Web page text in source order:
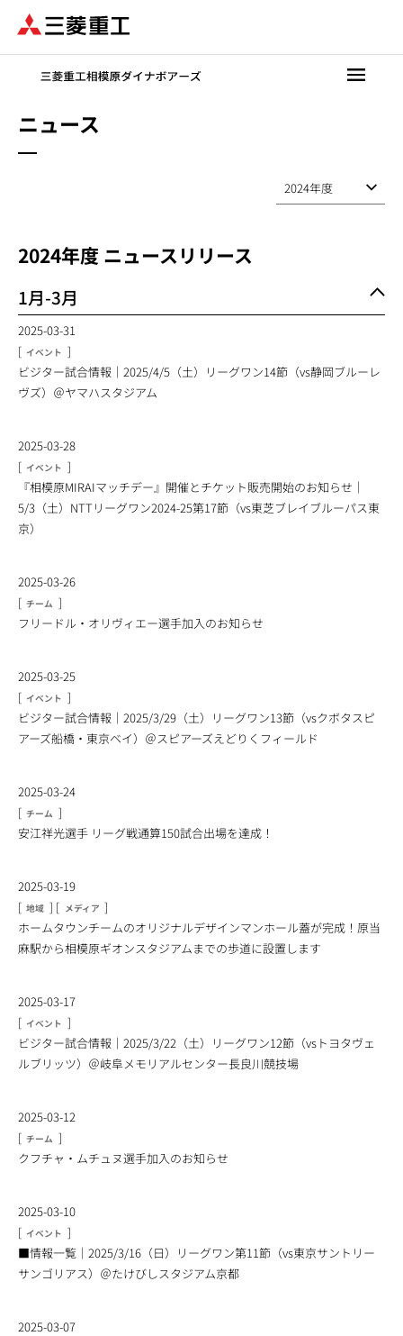
ン
ニュース
2024年度 ニュースリリース
1月-3月
2025-03-31
[ イベント ]
ビジター試合情報｜2025/4/5（土）リーグワン14節（vs静岡ブルーレ
ヴズ）＠ヤマハスタジアム
2025-03-28
[ イベント ]
『相模原MIRAIマッチデー』開催とチケット販売開始のお知らせ｜
5/3（土）NTTリーグワン2024-25第17節（vs東芝ブレイブルーパス東
京）
2025-03-26
[ チーム ]
フリードル・オリヴィエー選手加入のお知らせ
2025-03-25
[ イベント ]
ビジター試合情報｜2025/3/29（土）リーグワン13節（vsクボタスピ
アーズ船橋・東京ベイ）＠スピアーズえどりくフィールド
2025-03-24
[ チーム ]
安江祥光選手 リーグ戦通算150試合出場を達成！
2025-03-19
[ 地域 ] [ メディア ]
ホームタウンチームのオリジナルデザインマンホール蓋が完成！原当
麻駅から相模原ギオンスタジアムまでの歩道に設置します
2025-03-17
[ イベント ]
ビジター試合情報｜2025/3/22（土）リーグワン12節（vsトヨタヴェ
ルブリッツ）＠岐阜メモリアルセンター長良川競技場
2025-03-12
[ チーム ]
クフチャ・ムチュヌ選手加入のお知らせ
2025-03-10
[ イベント ]
■情報一覧｜2025/3/16（日）リーグワン第11節（vs東京サントリー
サンゴリアス）＠たけびしスタジアム京都
2025-03-07